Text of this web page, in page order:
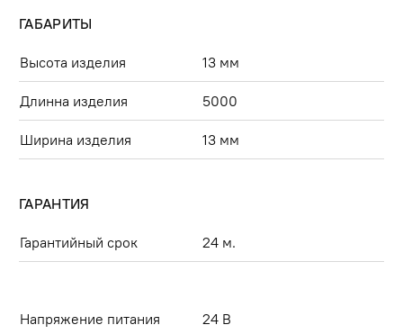
ГАБАРИТЫ
Высота изделия 13 мм
Длинна изделия 5000
Ширина изделия 13 мм
ГАРАНТИЯ
Гарантийный срок 24 м.
Напряжение питания 24 В